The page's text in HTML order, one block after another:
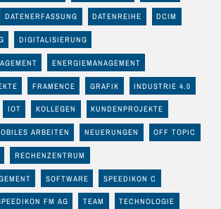
DATENERFASSUNG DATENREIHE DCIM
DIGITALISIERUNG
ENERGIEMANAGEMENT
FRAMENCE GRAFIK INDUSTRIE 4.0
IOT KOLLEGEN KUNDENPROJEKTE
ARBEITEN NEUERUNGEN OFF TOPIC
RECHENZENTRUM
SOFTWARE SPEEDIKON C
FM AG TEAM TECHNOLOGIE